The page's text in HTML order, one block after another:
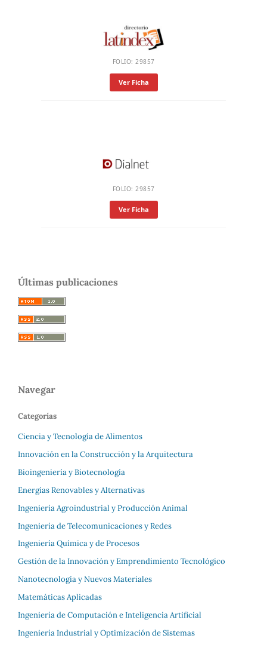
FOLIO: 29857
Ver Ficha
FOLIO: 29857
Ver Ficha
Últimas publicaciones
Navegar
Categorías
Ciencia y Tecnología de Alimentos
Innovación en la Construcción y la Arquitectura
Bioingeniería y Biotecnología
Energías Renovables y Alternativas
Ingeniería Agroindustrial y Producción Animal
Ingeniería de Telecomunicaciones y Redes
Ingeniería Química y de Procesos
Gestión de la Innovación y Emprendimiento Tecnológico
Nanotecnología y Nuevos Materiales
Matemáticas Aplicadas
Ingeniería de Computación e Inteligencia Artificial
Ingeniería Industrial y Optimización de Sistemas